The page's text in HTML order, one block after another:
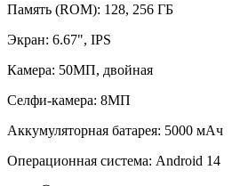
Память (ROM): 128, 256 ГБ
Экран: 6.67", IPS
Камера: 50МП, двойная
Селфи-камера: 8МП
Аккумуляторная батарея: 5000 мАч
Операционная система: Android 14